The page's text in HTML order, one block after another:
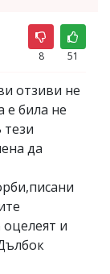
8 51
отзиви не
е била не
да
и